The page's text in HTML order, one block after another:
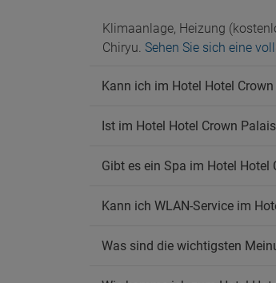
Klimaanlage, Heizung
Chiryu. Sehen Sie sich eine
Kann ich im Hotel Hotel
Ist im Hotel Hotel Crown
Gibt es ein Spa im Hotel Hotel
Kann ich WLAN-Service im
Was sind die wichtigsten